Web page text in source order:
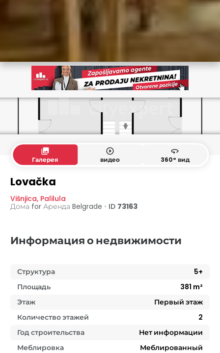
collections
Галерея
play_circle_outline
видео
360
360° вид
Lovačka
Višnjica, Palilula
Дома for Аренда Belgrade • ID 73163
Информация о недвижимости
Структура
5+
Площадь
381 m²
Этаж
Первый этаж
Количество этажей
2
Год строительства
Нет информации
Меблировка
Меблированный